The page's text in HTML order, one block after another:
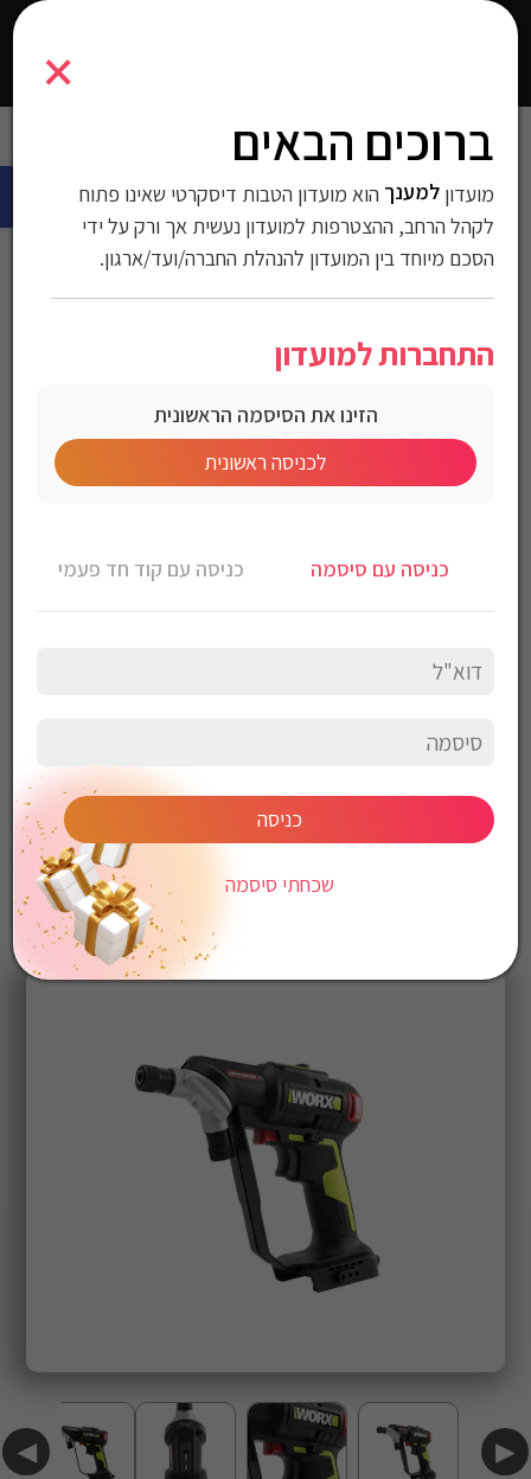
×
ברוכים הבאים
מועדוןלמענך הוא מועדון הטבות דיסקרטי שאינו פתוח
לקהל הרחב, ההצטרפות למועדון נעשית אך ורק על ידי
הסכם מיוחד בין המועדון להנהלת החברה/ועד/ארגון.
התחברות למועדון
הזינו את הסיסמה הראשונית
לכניסה ראשונית
כניסה עם סיסמה כניסה עם קוד חד פעמי
כניסה
שכחתי סיסמה
6924328371083
>לבית ולגינה > הכל לחדר השינה
מברגה דו מצבית עם קלאץ’
אלקטרוני- גוף בלבד!
מק"ט:6924328371083
מחיר לחברי מועדון
כוונון מומנט: 9 מהירויות
משקל נטו(ללא סוללה): 0.9 ק”ג
◀ ▶